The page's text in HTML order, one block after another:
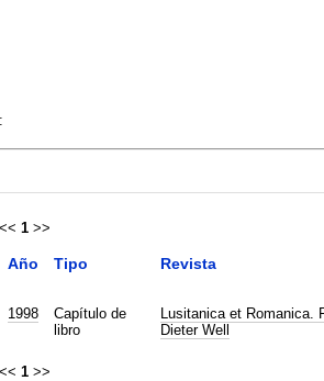
<< 1 >>
Año Tipo Revista
1998
Capítulo de
libro
Lusitanica et Romanica.
Dieter Well
<< 1 >>